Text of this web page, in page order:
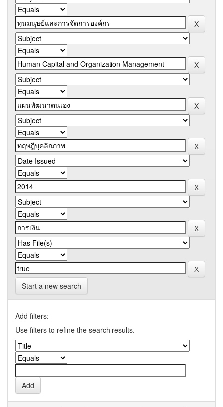
Start a new search
Add filters:
Use filters to refine the search results.